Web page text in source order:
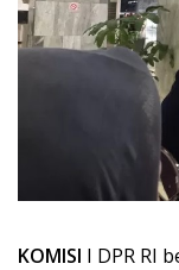
KOMISI I DPR RI